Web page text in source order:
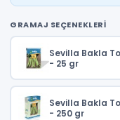
GRAMAJ SEÇENEKLERI
Sevilla Bakla
- 25 gr
Sevilla Bakla
- 250 gr